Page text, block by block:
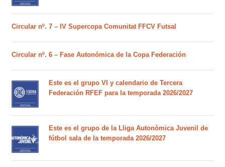
Circular nº. 7 – IV Supercopa Comunitat FFCV Futsal
Circular nº. 6 – Fase Autonómica de la Copa Federación
Este es el grupo VI y calendario de Tercera
Federación RFEF para la temporada 2026/2027
Este es el grupo de la Lliga Autonòmica Juvenil de
fútbol sala de la temporada 2026/2027